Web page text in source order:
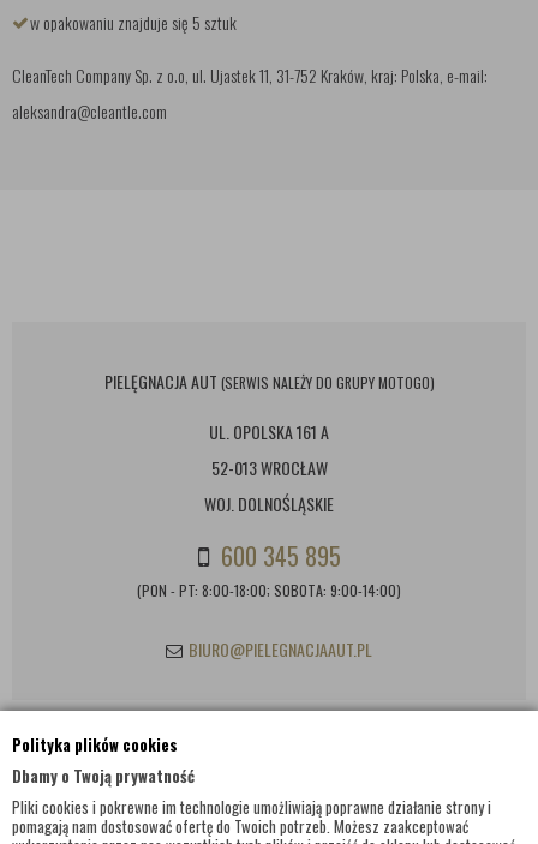
Polityka plików cookies
Dbamy o Twoją prywatność
Pliki cookies i pokrewne im technologie umożliwiają poprawne działanie strony i
pomagają nam dostosować ofertę do Twoich potrzeb. Możesz zaakceptować
w opakowaniu znajduje się 5 sztuk
CleanTech Company Sp. z o.o, ul. Ujastek 11, 31-752 Kraków, kraj: Polska, e-mail:
aleksandra@cleantle.com
PIELĘGNACJA AUT (SERWIS NALEŻY DO GRUPY MOTOGO)
UL. OPOLSKA 161 A
52-013 WROCŁAW
WOJ. DOLNOŚLĄSKIE
600 345 895
(PON - PT: 8:00-18:00; SOBOTA: 9:00-14:00)
BIURO@PIELEGNACJAAUT.PL
INFORMACJE KONTAKTOWE